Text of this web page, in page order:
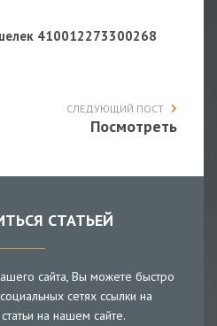
410012273300268
СЛЕДУЮЩИЙ ПОСТ
Посмотреть
СТАТЬЕЙ
сайта, Вы можете быстро
сетях ссылки на
на нашем сайте.